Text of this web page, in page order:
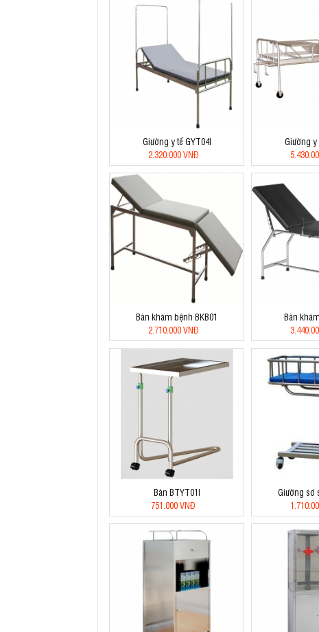
Giường y tế GYT04I
2.320.000 VNĐ
Giường y
Bàn khám bệnh BKB01
2.710.000 VNĐ
Bàn
Bàn BTYT01I
751.000 VNĐ
Giường sơ